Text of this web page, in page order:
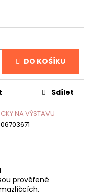
DO KOŠÍKU
NA VÝSTAVU
Sdílet
prověřené